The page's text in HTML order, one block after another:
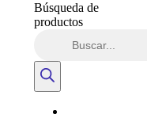
Búsqueda de
productos